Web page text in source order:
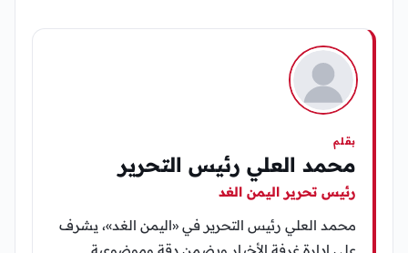
بقلم
محمد العلي رئيس التحرير
رئيس تحرير اليمن الغد
محمد العلي رئيس التحرير في «اليمن الغد»، يشرف